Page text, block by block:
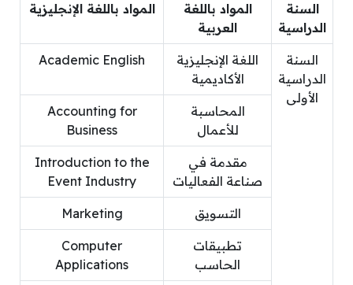
السنة
الدراسية
المواد باللغة
العربية
المواد باللغة الإنجليزية
السنة
الدراسية
الأولى
اللغة الإنجليزية
الأكاديمية
Academic English
المحاسبة
للأعمال
Accounting for
Business
مقدمة في
صناعة الفعاليات
Introduction to the
Event Industry
التسويق Marketing
تطبيقات
الحاسب
Computer
Applications